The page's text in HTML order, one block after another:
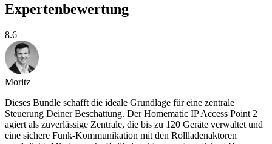
Expertenbewertung
8.6
Moritz
Dieses Bundle schafft die ideale Grundlage für eine zentrale
Steuerung Deiner Beschattung. Der Homematic IP Access Point 2
agiert als zuverlässige Zentrale, die bis zu 120 Geräte verwaltet und
eine sichere Funk-Kommunikation mit den Rollladenaktoren